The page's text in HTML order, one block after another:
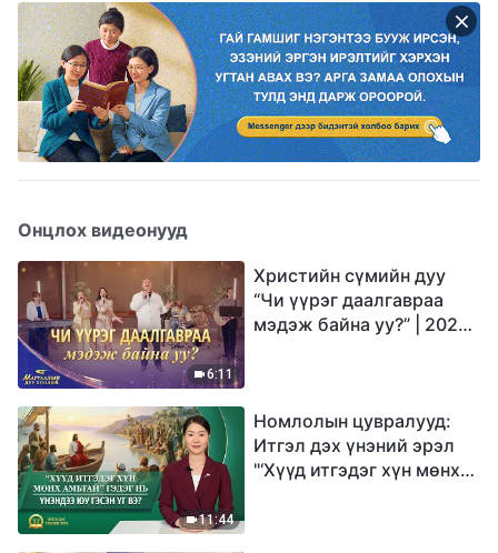
Онцлох видеонууд
6:11
Христийн сүмийн дуу
“Чи үүрэг даалгавраа
мэдэж байна уу?” | 2026
11:44
Номлолын цувралууд:
Итгэл дэх үнэний эрэл
"‘Хүүд итгэдэг хүн мөнх